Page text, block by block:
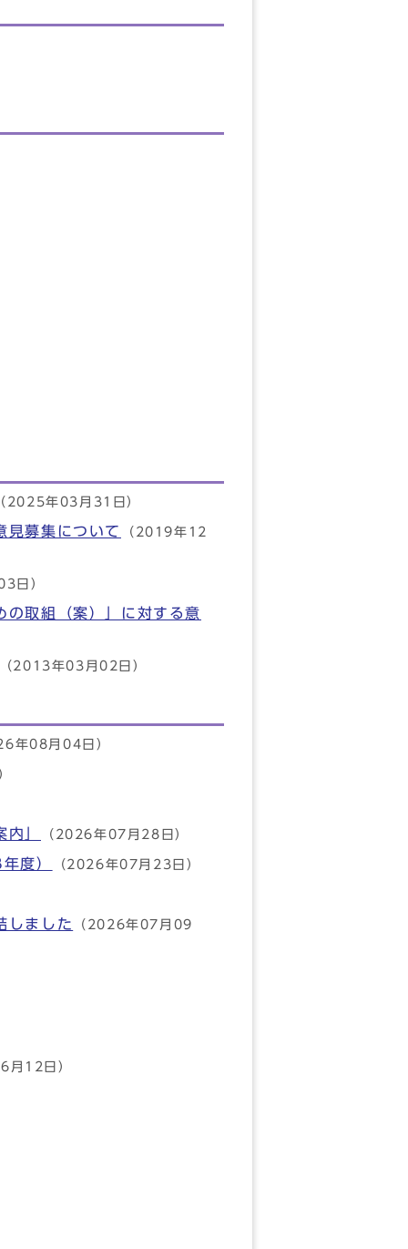
（2025年03月31日）
見募集について （2019年12
日）
の取組（案）」に対する意
（2013年03月02日）
年08月04日）
」 （2026年07月28日）
度） （2026年07月23日）
しました （2026年07月09
月12日）